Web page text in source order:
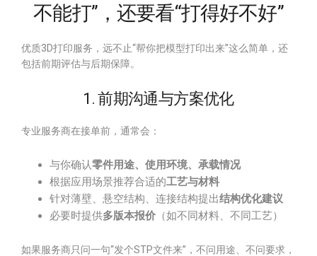
不能打”，还要看“打得好不好”
优质3D打印服务，远不止“帮你把模型打印出来”这么简单，还
包括前期评估与后期保障。
1. 前期沟通与方案优化
专业服务商在接单前，通常会：
与你确认零件用途、使用环境、承载情况
根据应用场景推荐合适的工艺与材料
针对薄壁、悬空结构、连接结构提出结构优化建议
必要时提供多版本报价 （如不同材料、不同工艺）
如果服务商只问一句“发个STP文件来”，不问用途、不问要求，